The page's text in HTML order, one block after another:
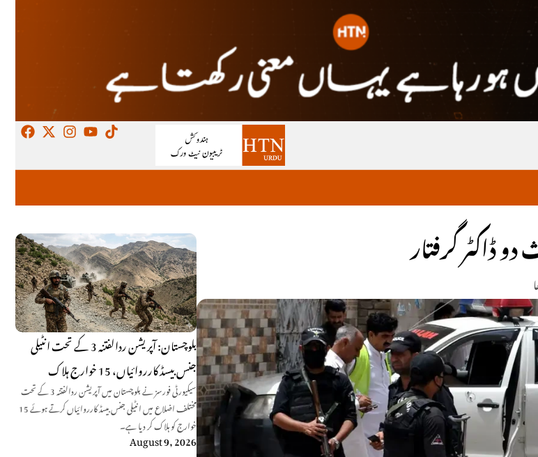
بلوچستان: آپریشن ردالفتنہ 3 کے تحت انٹیلی
جنس بیسڈ کارروائیاں، 15 خوارج ہلاک
سیکیورٹی فورسز نے بلوچستان میں آپریشن ردالفتنہ 3 کے تحت
مختلف اضلاع میں انٹیلی جنس بیسڈ کارروائیاں کرتے ہوئے 15
خوارج کو ہلاک کر دیا ہے۔
August 9, 2026
ڈاکٹر گرفتار